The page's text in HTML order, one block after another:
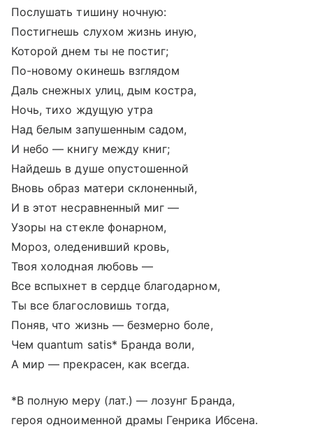
Послушать тишину ночную:
Постигнешь слухом жизнь иную,
Которой днем ты не постиг;
По-новому окинешь взглядом
Даль снежных улиц, дым костра,
Ночь, тихо ждущую утра
Над белым запушенным садом,
И небо — книгу между книг;
Найдешь в душе опустошенной
Вновь образ матери склоненный,
И в этот несравненный миг —
Узоры на стекле фонарном,
Мороз, оледенивший кровь,
Твоя холодная любовь —
Все вспыхнет в сердце благодарном,
Ты все благословишь тогда,
Поняв, что жизнь — безмерно боле,
Чем quantum satis* Бранда воли,
А мир — прекрасен, как всегда.
*В полную меру (лат.) — лозунг Бранда,
героя одноименной драмы Генрика Ибсена.